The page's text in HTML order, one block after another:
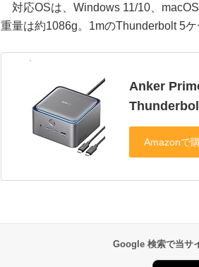
対応OSは、Windows 11/10、
重量は約1086g。1mのThunderbolt 5ケ
Anker
Google 検索で当サ